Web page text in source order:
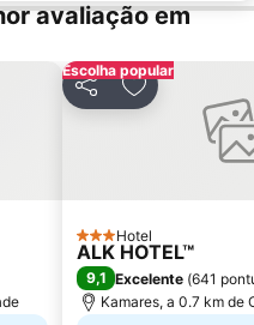
avaliação em
Escolha popular
PartilharAdicionar
3 Estrelas
Hotel
ALK HOTEL™
9,1 Excelente (641
Kamares, a 0.7 km de